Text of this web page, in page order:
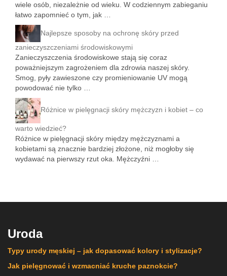
wiele osób, niezależnie od wieku. W codziennym zabieganiu
łatwo zapomnieć o tym, jak …
Najlepsze sposoby na ochronę skóry przed
zanieczyszczeniami środowiskowymi
Zanieczyszczenia środowiskowe stają się coraz
poważniejszym zagrożeniem dla zdrowia naszej skóry.
Smog, pyły zawieszone czy promieniowanie UV mogą
powodować nie tylko …
Różnice w pielęgnacji skóry mężczyzn i kobiet – co
warto wiedzieć?
Różnice w pielęgnacji skóry między mężczyznami a
kobietami są znacznie bardziej złożone, niż mogłoby się
wydawać na pierwszy rzut oka. Mężczyźni …
Uroda
Typy urody męskiej – jak dopasować kolory i stylizacje?
Jak pielęgnować i wzmacniać kruche paznokcie?